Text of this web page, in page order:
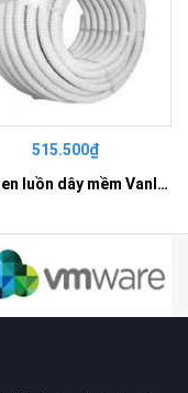
515.500₫
Ống gen luồn dây mềm Vanlock D50 - VL9050CL